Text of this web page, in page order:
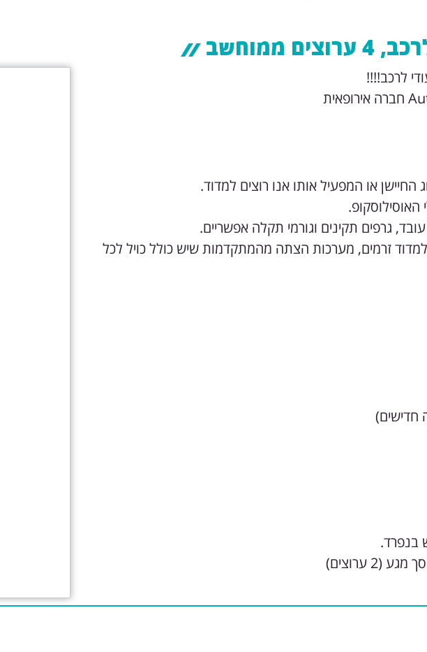
ממוחשב
זרמים, מערכות הצתה מהמתקדמות שיש כולל כויל לכל
בנפרד.
ערוצים)